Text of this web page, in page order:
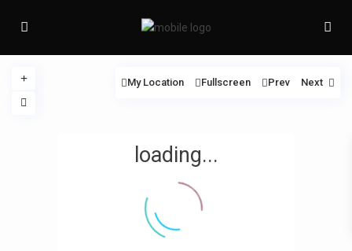
loading...
My Location Fullscreen Prev Next